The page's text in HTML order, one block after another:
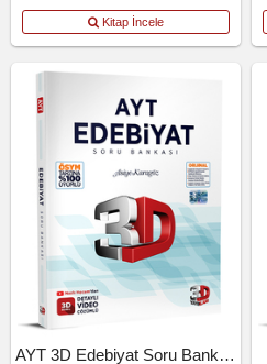
Kitap İncele
AYT 3D Edebiyat Soru Bankası